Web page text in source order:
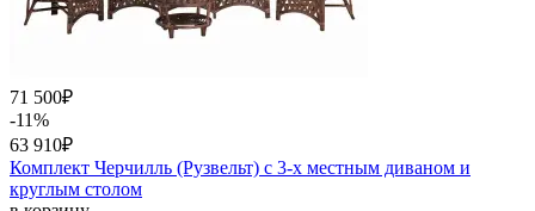
71 500₽
-11%
63 910₽
Комплект Черчилль (Рузвельт) с 3-х местным диваном и
круглым столом